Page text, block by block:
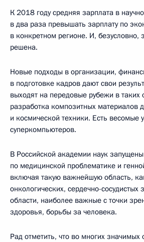
К 2018 году средняя зарплата в
в два раза превышать зарплату по
в конкретном регионе. И, безусловно,
решена.
Новые подходы в организации,
в подготовке кадров дают свои
выходят на передовые рубежи в таких
разработка композитных материалов
и космической техники. Есть весомые
суперкомпьютеров.
В Российской академии наук
по медицинской проблематике и
включая такую важнейшую область,
онкологических, сердечно-сосудистых
области, наиболее важные с точки
здоровья, борьбы за человека.
Рад отметить, что во многих